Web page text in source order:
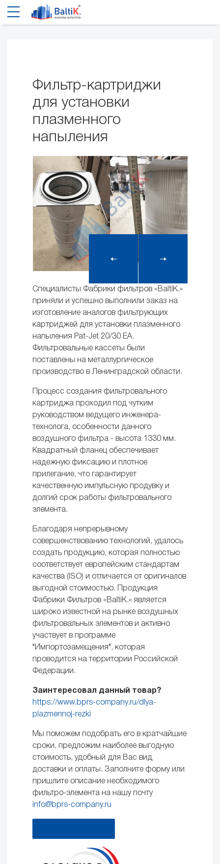
Фильтр-картриджи
для установки
плазменного
напыления
Специалисты Фабрики фильтров «BaltiK.»
приняли и успешно выполнили заказ на
изготовление аналогов фильтрующих
картриджей для установки плазменного
напыления Pat-Jet 20/30 EA.
Фильтровальные кассеты были
поставлены на металлургическое
производство в Ленинградской области.
Процесс создания фильтровального
картриджа проходил под чутким
руководством ведущего инженера-
технолога, особенности данного
воздушного фильтра - высота 1330 мм.
Квадратный фланец обеспечивает
надежную фиксацию и плотное
прилегание, что гарантирует
качественную импульсную продувку и
долгий срок работы фильтровального
элемента.
Благодаря непрерывному
совершенствованию технологий, удалось
создать продукцию, которая полностью
соответствует европейским стандартам
качества (ISO) и отличается от оригиналов
выгодной стоимостью. Продукция
Фабрики Фильтров «BaltiK.» является
широко известной на рынке воздушных
фильтровальных элементов и активно
участвует в программе
"Импортозамещения", которая
проводится на территории Российской
Федерации.
Заинтересовал данный товар?
https://www.bprs-company.ru/dlya-
plazmennoj-rezki
Мы поможем подобрать его в кратчайшие
сроки, предложим наиболее выгодную
стоимость, удобный для Вас вид
доставки и оплаты. Заполните форму или
пришлите описание необходимого
фильтро-элемента на нашу почту
info@bprs-company.ru